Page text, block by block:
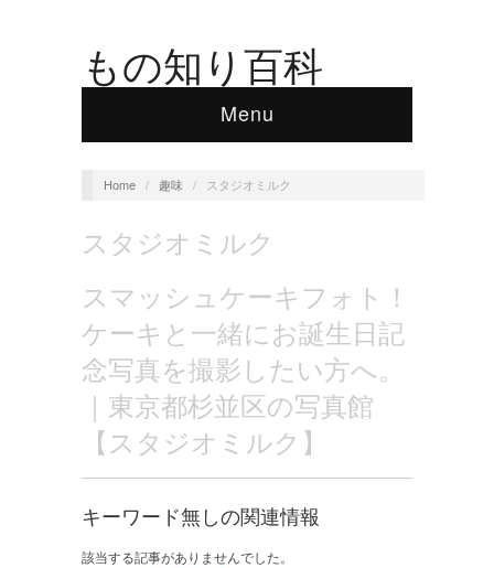
もの知り百科
Menu
Home / 趣味 / スタジオミルク
スタジオミルク
スマッシュケーキフォト！
ケーキと一緒にお誕生日記
念写真を撮影したい方へ。
｜東京都杉並区の写真館
【スタジオミルク】
キーワード無しの関連情報
該当する記事がありませんでした。